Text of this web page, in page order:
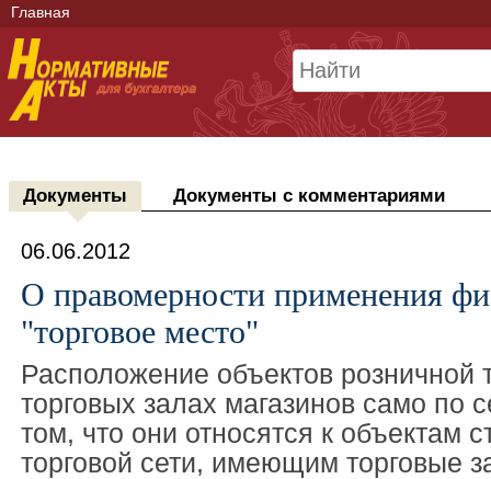
Главная
Документы Документы с комментариями
06.06.2012
О правомерности применения
"торговое место"
Расположение объектов розничной
торговых залах магазинов само по
том, что они относятся к объектам
торговой сети, имеющим торговые